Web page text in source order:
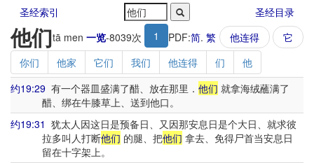
圣经索引 圣经目录
他们tā men 一览-8039次 1 PDF:简. 繁 他连得
它
你们
他家 它们 我们 他连得 们
他
约19:29 有一个器皿盛满了醋、放在那里． 他们 就拿海绒蘸满了
醋、绑在牛膝草上、送到他口。
约19:31 犹太人因这日是预备日、又因那安息日是个大日、就求彼
拉多叫人打断他们 的腿、把他们 拿去、免得尸首当安息日
留在十字架上。